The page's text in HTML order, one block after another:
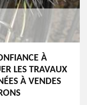
À
LES TRAVAUX
À VENDES